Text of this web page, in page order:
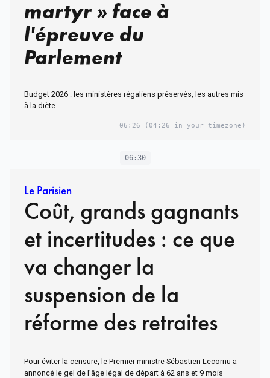
martyr » face à
l'épreuve du
Parlement
Budget 2026 : les ministères régaliens préservés, les autres mis
à la diète
06:26 (04:26 in your timezone)
06:30
Le Parisien
Coût, grands gagnants
et incertitudes : ce que
va changer la
suspension de la
réforme des retraites
Pour éviter la censure, le Premier ministre Sébastien Lecornu a
annoncé le gel de l’âge légal de départ à 62 ans et 9 mois